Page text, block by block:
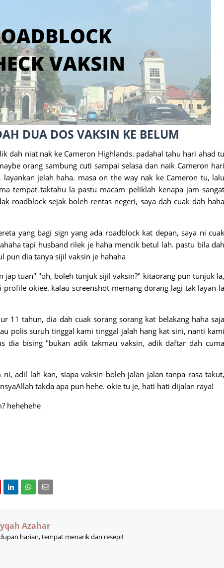
DUA DOS VAKSIN KE BELUM
dah niat nak ke Cameron Highlands. padahal tahu hari ahad tu
orang sambung cuti sampai selasa dan naik Cameron hari
jelah haha. masa on the way nak ke Cameron tu, lalu
tempat taktahu la pastu macam peliklah kenapa jam sangat
roadblock sejak boleh rentas negeri, saya dah cuak dah haha
yang bagi sign yang ada roadblock kat depan, saya ni cuak
tapi husband rilek je haha mencik betul lah. pastu bila dah
pun dia tanya sijil vaksin je hahaha
jap tuan" "oh, boleh tunjuk sijil vaksin?" kitaorang pun tunjuk la,
okiee. kalau screenshot memang dorang lagi tak layan la
11 tahun, dia dah cuak sorang sorang kat belakang haha saja
polis suruh tinggal kami tinggal jalah hang kat sini, nanti kami
dia bising "bukan adik takmau vaksin, adik daftar dah cuma
ni, adil lah kan, siapa vaksin boleh jalan jalan tanpa rasa takut,
takda apa pun hehe. okie tu je, hati hati dijalan raya!
hehehehe
Azahar
harian, tempat menarik dan resepi!